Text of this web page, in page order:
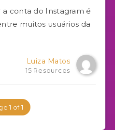
conta do Instagram é
muitos usuários da
Luiza Matos
15 Resources
1 of 1